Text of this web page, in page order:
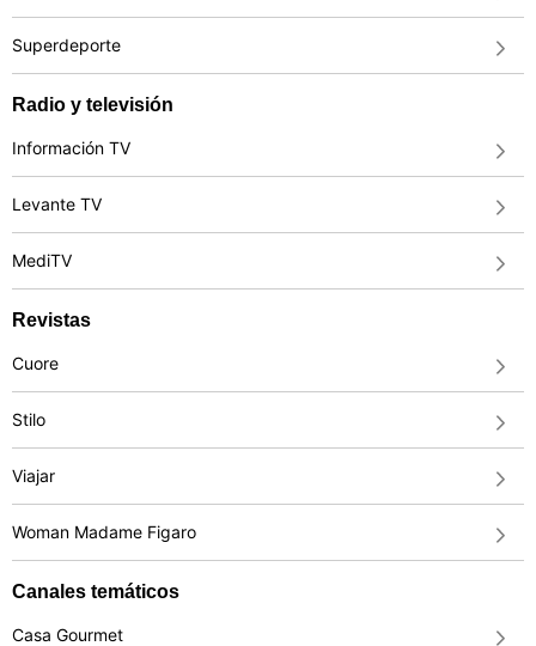
Superdeporte
Radio y televisión
Información TV
Levante TV
MediTV
Revistas
Cuore
Stilo
Viajar
Woman Madame Figaro
Canales temáticos
Casa Gourmet